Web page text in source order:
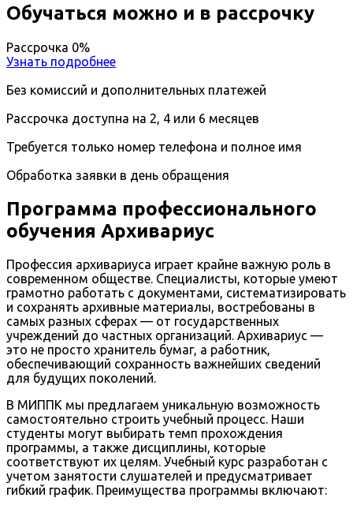
Обучаться можно и в рассрочку
Рассрочка 0%
Узнать подробнее
Без комиссий и дополнительных платежей
Рассрочка доступна на 2, 4 или 6 месяцев
Требуется только номер телефона и полное имя
Обработка заявки в день обращения
Программа профессионального
обучения Архивариус
Профессия архивариуса играет крайне важную роль в
современном обществе. Специалисты, которые умеют
грамотно работать с документами, систематизировать
и сохранять архивные материалы, востребованы в
самых разных сферах — от государственных
учреждений до частных организаций. Архивариус —
это не просто хранитель бумаг, а работник,
обеспечивающий сохранность важнейших сведений
для будущих поколений.
В МИППК мы предлагаем уникальную возможность
самостоятельно строить учебный процесс. Наши
студенты могут выбирать темп прохождения
программы, а также дисциплины, которые
соответствуют их целям. Учебный курс разработан с
учетом занятости слушателей и предусматривает
гибкий график. Преимущества программы включают: